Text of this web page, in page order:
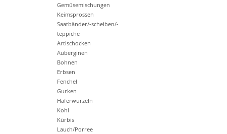
Gemüsemischungen
Keimsprossen
Saatbänder/-scheiben/-
teppiche
Artischocken
Auberginen
Bohnen
Erbsen
Fenchel
Gurken
Haferwurzeln
Kohl
Kürbis
Lauch/Porree